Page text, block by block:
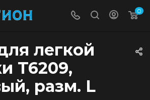
0
легкой
T6209,
разм. L